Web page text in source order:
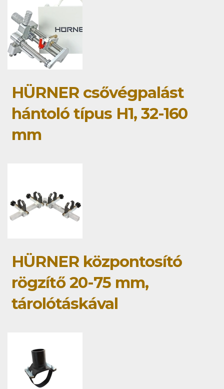
HÜRNER csővégpalást
hántoló típus H1, 32-160
mm
HÜRNER központosító
rögzítő 20-75 mm,
tárolótáskával